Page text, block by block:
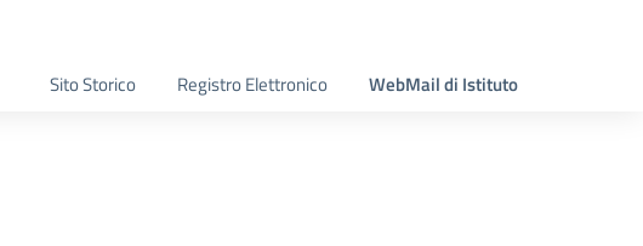
Sito Storico Registro Elettronico WebMail di Istituto